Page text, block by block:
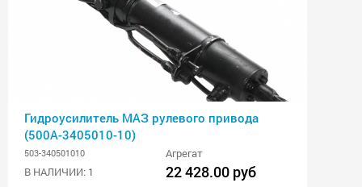
Гидроусилитель МАЗ рулевого привода
(500А-3405010-10)
503-340501010
Агрегат
В НАЛИЧИИ: 1
22 428.00 руб